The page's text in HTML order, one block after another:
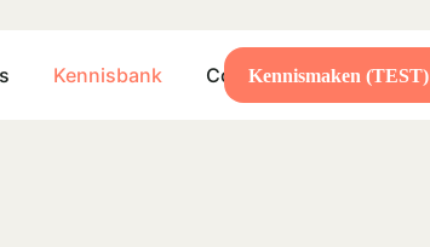
Kennisbank ContactKennismaken (TEST)